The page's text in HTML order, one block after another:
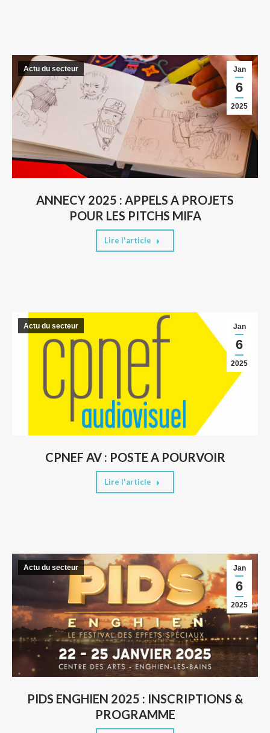
ANNECY 2025 : APPELS A PROJETS
POUR LES PITCHS MIFA
Jan
6
2025
Actu du secteur
Lire l'article
CPNEF AV : POSTE A POURVOIR
Jan
6
2025
Actu du secteur
Lire l'article
PIDS ENGHIEN 2025 : INSCRIPTIONS &
PROGRAMME
Jan
6
2025
Actu du secteur